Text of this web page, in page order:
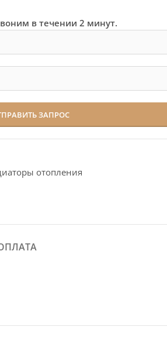
в течении 2 минут.
отопления